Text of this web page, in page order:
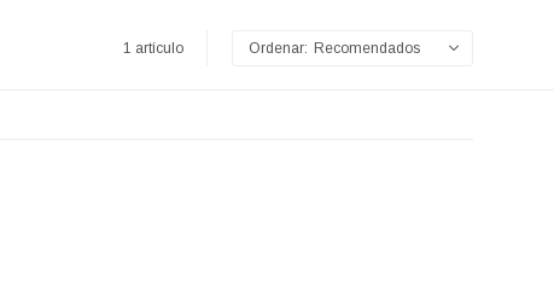
1 artículo Recomendados